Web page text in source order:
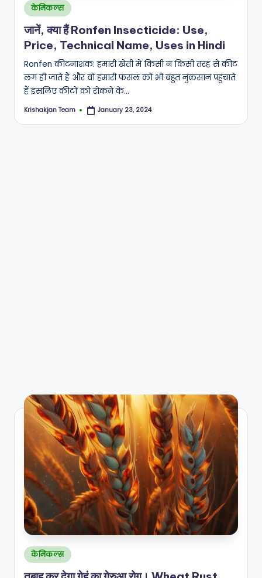
Posted
in
केमिकल्स
जानें, क्या हैं Ronfen Insecticide: Use,
Price, Technical Name, Uses in Hindi
Ronfen कीटनाशक: हमारी खेती में किसी न किसी तरह से कीट
लग ही जाते हैं और वो हमारी फसल को भी बहुत नुकसान पहुंचाते
हैं इसलिए कीटों को रोकने के…
Posted
Krishakjan Team January 23, 2024
Posted
in
केमिकल्स